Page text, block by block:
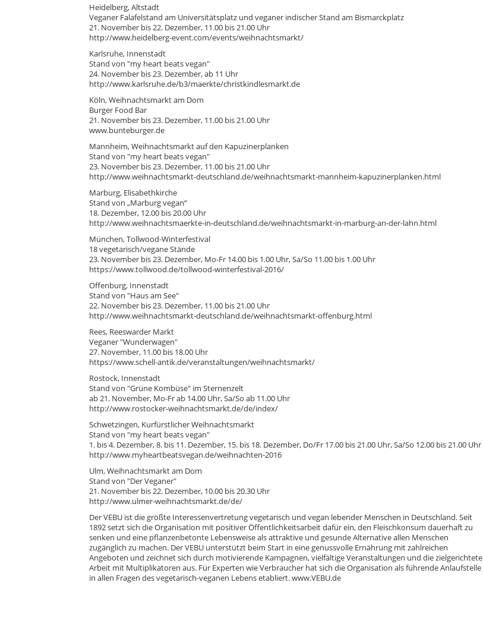
Heidelberg, Altstadt
Veganer Falafelstand am Universitätsplatz und veganer indischer Stand am Bismarckplatz
21. November bis 22. Dezember, 11.00 bis 21.00 Uhr
http://www.heidelberg-event.com/events/weihnachtsmarkt/
Karlsruhe, Innenstadt
Stand von "my heart beats vegan"
24. November bis 23. Dezember, ab 11 Uhr
http://www.karlsruhe.de/b3/maerkte/christkindlesmarkt.de
Köln, Weihnachtsmarkt am Dom
Burger Food Bar
21. November bis 23. Dezember, 11.00 bis 21.00 Uhr
www.bunteburger.de
Mannheim, Weihnachtsmarkt auf den Kapuzinerplanken
Stand von "my heart beats vegan"
23. November bis 23. Dezember, 11.00 bis 21.00 Uhr
http://www.weihnachtsmarkt-deutschland.de/weihnachtsmarkt-mannheim-kapuzinerplanken.html
Marburg, Elisabethkirche
Stand von „Marburg vegan“
18. Dezember, 12.00 bis 20.00 Uhr
http://www.weihnachtsmaerkte-in-deutschland.de/weihnachtsmarkt-in-marburg-an-der-lahn.html
München, Tollwood-Winterfestival
18 vegetarisch/vegane Stände
23. November bis 23. Dezember, Mo-Fr 14.00 bis 1.00 Uhr, Sa/So 11.00 bis 1.00 Uhr
https://www.tollwood.de/tollwood-winterfestival-2016/
Offenburg, Innenstadt
Stand von "Haus am See"
22. November bis 23. Dezember, 11.00 bis 21.00 Uhr
http://www.weihnachtsmarkt-deutschland.de/weihnachtsmarkt-offenburg.html
Rees, Reeswarder Markt
Veganer "Wunderwagen"
27. November, 11.00 bis 18.00 Uhr
https://www.schell-antik.de/veranstaltungen/weihnachtsmarkt/
Rostock, Innenstadt
Stand von "Grüne Kombüse" im Sternenzelt
ab 21. November, Mo-Fr ab 14.00 Uhr, Sa/So ab 11.00 Uhr
http://www.rostocker-weihnachtsmarkt.de/de/index/
Schwetzingen, Kurfürstlicher Weihnachtsmarkt
Stand von "my heart beats vegan"
1. bis 4. Dezember, 8. bis 11. Dezember, 15. bis 18. Dezember, Do/Fr 17.00 bis 21.00 Uhr, Sa/So 12.00 bis 21.00 Uhr
http://www.myheartbeatsvegan.de/weihnachten-2016
Ulm, Weihnachtsmarkt am Dom
Stand von "Der Veganer"
21. November bis 22. Dezember, 10.00 bis 20.30 Uhr
http://www.ulmer-weihnachtsmarkt.de/de/
Der VEBU ist die größte Interessenvertretung vegetarisch und vegan lebender Menschen in Deutschland. Seit
1892 setzt sich die Organisation mit positiver Öffentlichkeitsarbeit dafür ein, den Fleischkonsum dauerhaft zu
senken und eine pflanzenbetonte Lebensweise als attraktive und gesunde Alternative allen Menschen
zugänglich zu machen. Der VEBU unterstützt beim Start in eine genussvolle Ernährung mit zahlreichen
Angeboten und zeichnet sich durch motivierende Kampagnen, vielfältige Veranstaltungen und die zielgerichtete
Arbeit mit Multiplikatoren aus. Für Experten wie Verbraucher hat sich die Organisation als führende Anlaufstelle
in allen Fragen des vegetarisch-veganen Lebens etabliert. www.VEBU.de